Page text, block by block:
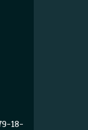
18-